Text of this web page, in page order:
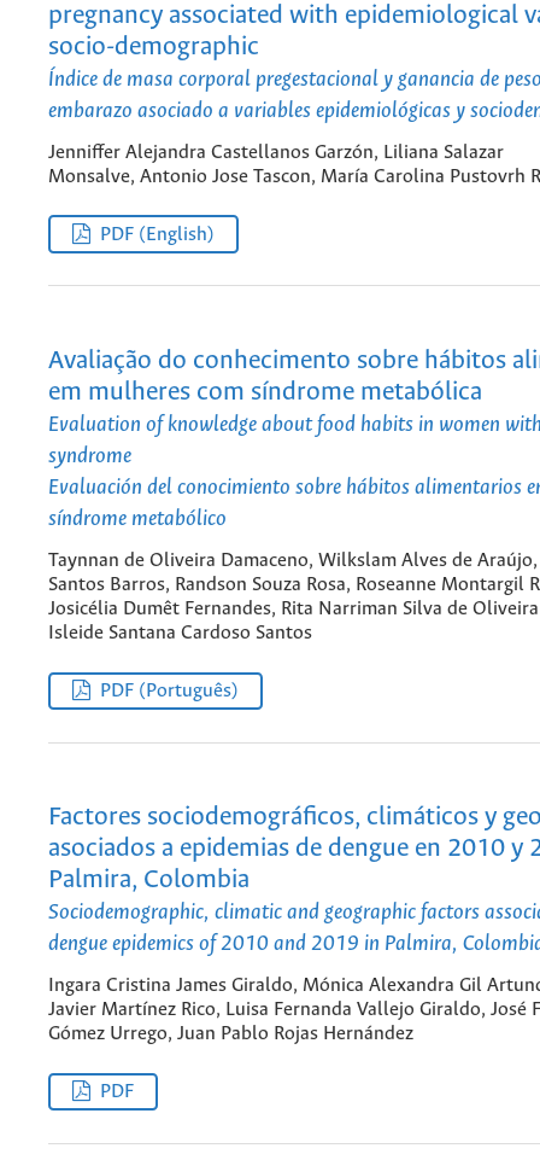
pregnancy associated with epidemiological
socio-demographic
Índice de masa corporal pregestacional y ganancia de
embarazo asociado a variables epidemiológicas y
Jenniffer Alejandra Castellanos Garzón, Liliana Salazar
Monsalve, Antonio Jose Tascon, María Carolina Pustovrh
PDF (English)
Avaliação do conhecimento sobre hábitos
em mulheres com síndrome metabólica
Evaluation of knowledge about food habits in women
syndrome
Evaluación del conocimiento sobre hábitos alimentarios
síndrome metabólico
Taynnan de Oliveira Damaceno, Wilkslam Alves de
Santos Barros, Randson Souza Rosa, Roseanne Montargil
Josicélia Dumêt Fernandes, Rita Narriman Silva de
Isleide Santana Cardoso Santos
PDF (Português)
Factores sociodemográficos, climáticos y
asociados a epidemias de dengue en 2010 y
Palmira, Colombia
Sociodemographic, climatic and geographic factors
dengue epidemics of 2010 and 2019 in Palmira,
Ingara Cristina James Giraldo, Mónica Alexandra Gil
Javier Martínez Rico, Luisa Fernanda Vallejo Giraldo, José
Gómez Urrego, Juan Pablo Rojas Hernández
PDF